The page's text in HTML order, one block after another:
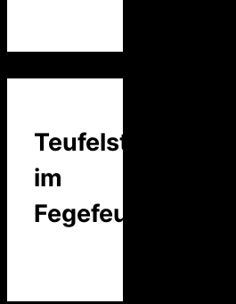
Teufelstalk
im
Fegefeuer